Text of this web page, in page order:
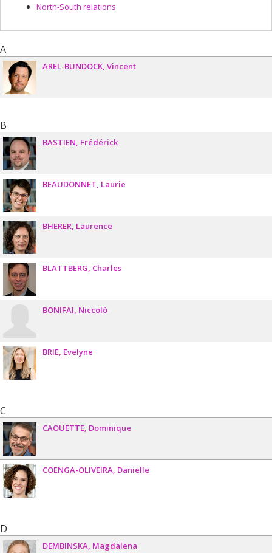
North-South relations
A
AREL-BUNDOCK Vincent
B
BASTIEN Frédérick
BEAUDONNET Laurie
BHERER Laurence
BLATTBERG Charles
BONIFAI Niccolò
BRIE Evelyne
C
CAOUETTE Dominique
COENGA-OLIVEIRA Danielle
D
DEMBINSKA Magdalena